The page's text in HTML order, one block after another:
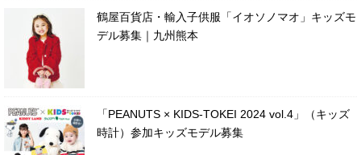
鶴屋百貨店・輸入子供服「イオソノマオ」キッズモ
デル募集｜九州熊本
「PEANUTS × KIDS-TOKEI 2024 vol.4」（キッズ
時計）参加キッズモデル募集